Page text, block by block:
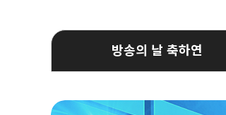
방송의 날 축하연